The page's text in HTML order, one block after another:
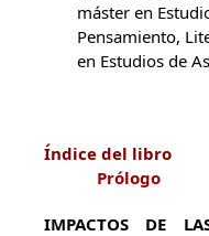
máster en
Pensamiento,
en Estudios de
Índice del
Prólogo
IMPACTOS DE